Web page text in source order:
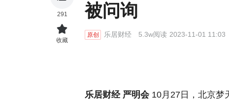
被问询
原创 乐居财经 5.3w阅读 2023-11-01 11:03
乐居财经 严明会 10月27日，北京梦
291
收藏